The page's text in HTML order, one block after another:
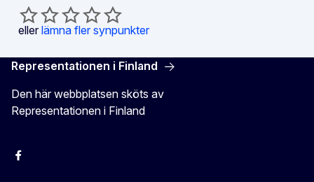
eller lämna fler synpunkter
Representationen i Finland
Den här webbplatsen sköts av
Representationen i Finland
Facebook